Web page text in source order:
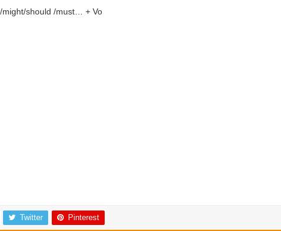
might/should /must… + Vo
Twitter Pinterest